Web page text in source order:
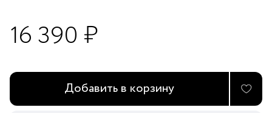
16 390 ₽
Добавить в корзину